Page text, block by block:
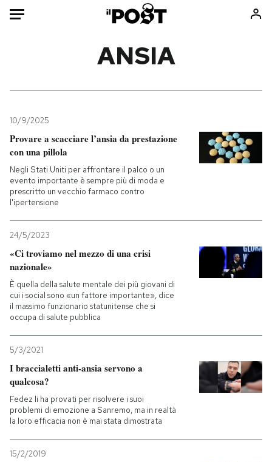
Mondo
Politica
Tecnologia
Internet
Scienza
Cultura
Economia
Consumismi
Ok Boomer!
Altrecose
PODCAST
NEWSLETTER
I MIEI PREFERITI
SHOP
CALENDARIO
ANSIA
10/9/2025
Provare a scacciare l’ansia da prestazione
con una pillola
Negli Stati Uniti per affrontare il palco o un
evento importante è sempre più di moda e
prescritto un vecchio farmaco contro
l'ipertensione
24/5/2023
«Ci troviamo nel mezzo di una crisi
nazionale»
È quella della salute mentale dei più giovani di
cui i social sono «un fattore importante», dice
il massimo funzionario statunitense che si
occupa di salute pubblica
5/3/2021
I braccialetti anti-ansia servono a
qualcosa?
Fedez li ha provati per risolvere i suoi
problemi di emozione a Sanremo, ma in realtà
la loro efficacia non è mai stata dimostrata
15/2/2019